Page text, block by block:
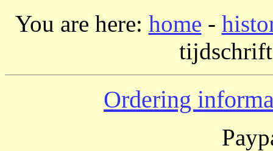
You are here: home -
Ordering